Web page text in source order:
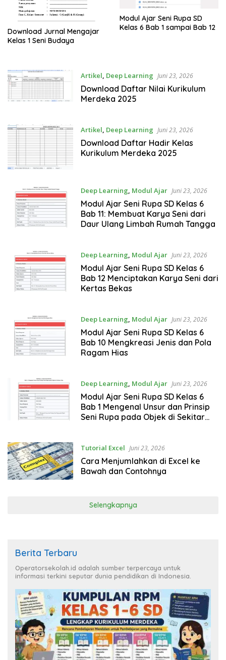
Download Jurnal Mengajar
Kelas 1 Seni Budaya
Modul Ajar Seni Rupa SD
Kelas 6 Bab 1 sampai Bab 12
Artikel, Deep Learning Juni 23, 2026
Download Daftar Nilai Kurikulum
Merdeka 2025
Artikel, Deep Learning Juni 23, 2026
Download Daftar Hadir Kelas
Kurikulum Merdeka 2025
Deep Learning, Modul Ajar Juni 23, 2026
Modul Ajar Seni Rupa SD Kelas 6
Bab 11: Membuat Karya Seni dari
Daur Ulang Limbah Rumah Tangga
Deep Learning, Modul Ajar Juni 23, 2026
Modul Ajar Seni Rupa SD Kelas 6
Bab 12 Menciptakan Karya Seni dari
Kertas Bekas
Deep Learning, Modul Ajar Juni 23, 2026
Modul Ajar Seni Rupa SD Kelas 6
Bab 10 Mengkreasi Jenis dan Pola
Ragam Hias
Deep Learning, Modul Ajar Juni 23, 2026
Modul Ajar Seni Rupa SD Kelas 6
Bab 1 Mengenal Unsur dan Prinsip
Seni Rupa pada Objek di Sekitar
Tutorial Excel Juni 23, 2026
Cara Menjumlahkan di Excel ke
Bawah dan Contohnya
Selengkapnya
Berita Terbaru
Operatorsekolah.id adalah sumber terpercaya untuk
informasi terkini seputar dunia pendidikan di Indonesia.